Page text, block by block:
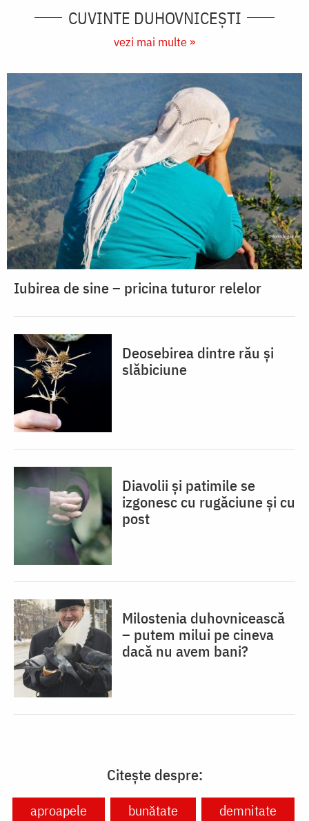
CUVINTE DUHOVNICEȘTI
vezi mai multe »
Iubirea de sine – pricina tuturor relelor
Deosebirea dintre rău și
slăbiciune
Diavolii și patimile se
izgonesc cu rugăciune și cu
post
Milostenia duhovnicească
– putem milui pe cineva
dacă nu avem bani?
Citește despre:
aproapele bunătate
demnitate